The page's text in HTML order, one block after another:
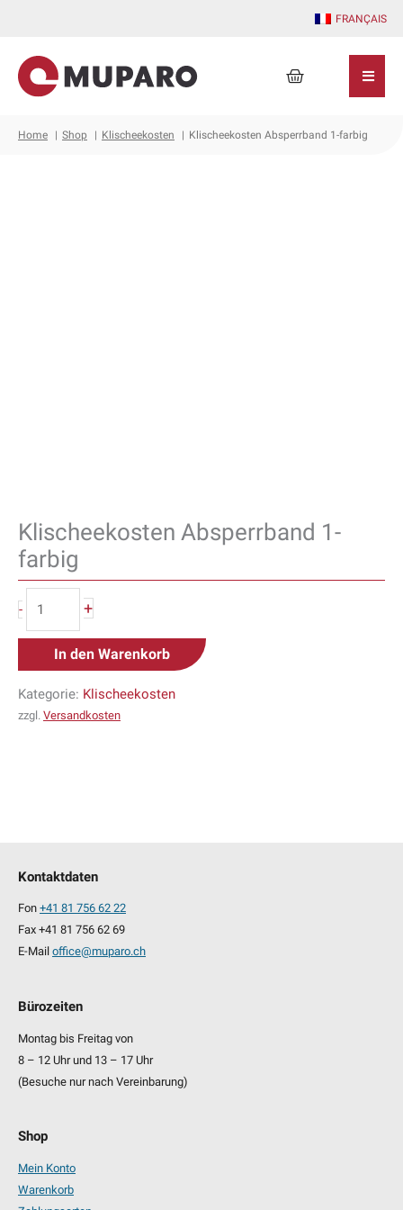
springen
FRANÇAIS
Warenkorb
Home Shop Klischeekosten Klischeekosten Absperrband 1-farbig
Klischeekosten Absperrband 1-
farbig
- +
In den Warenkorb
Kategorie: Klischeekosten
zzgl. Versandkosten
Kontaktdaten
Fon +41 81 756 62 22
Fax +41 81 756 62 69
E-Mail office@muparo.ch
Bürozeiten
Montag bis Freitag von
8 – 12 Uhr und 13 – 17 Uhr
(Besuche nur nach Vereinbarung)
Shop
Mein Konto
Warenkorb